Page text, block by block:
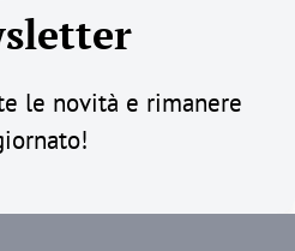
le novità e rimanere